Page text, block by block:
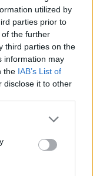
utilized by
parties prior to
the further
third parties on the
information may
the IAB’s List of
disclose it to other
11, 2024